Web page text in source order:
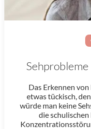
Das Erkennen
etwas tückisch,
würde man keine
die schulischen